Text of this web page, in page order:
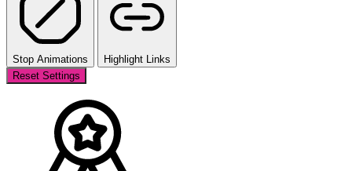
Stop Animations
Highlight Links
Reset Settings